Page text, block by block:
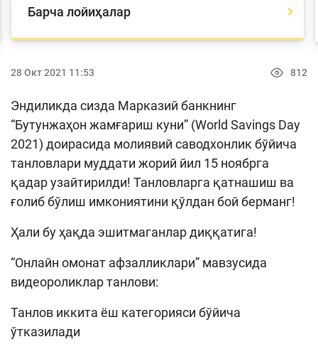
World Savings day
Олимпиадалар ва чемпионатлар
Finlit.uz янгиликлари
ОАВда лойиҳалар
Ўқув материаллари
Лойиҳа ҳақида
Кенгайтирилган қидирув
Сайт харитаси
Барча лойиҳалар
28 Окт 2021 11:53 812
Эндиликда сизда Марказий банкнинг
“Бутунжаҳон жамғариш куни” (World Savings Day
2021) доирасида молиявий саводхонлик бўйича
танловлари муддати жорий йил 15 ноябрга
қадар узайтирилди! Танловларга қатнашиш ва
ғолиб бўлиш имкониятини қўлдан бой берманг!
Ҳали бу ҳақда эшитмаганлар диққатига!
“Онлайн омонат афзалликлари” мавзусида
видеороликлар танлови:
Танлов иккита ёш категорияси бўйича
ўтказилади